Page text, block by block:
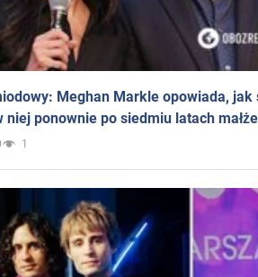
Meghan Markle opowiada, jak
niej ponownie po siedmiu latach
1